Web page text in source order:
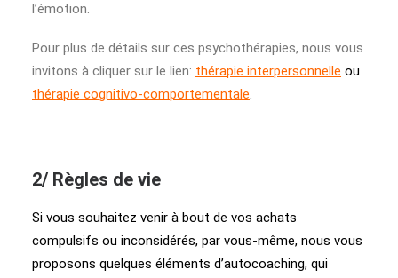
l’émotion.
Pour plus de détails sur ces psychothérapies, nous vous
invitons à cliquer sur le lien: thérapie interpersonnelle ou
thérapie cognitivo-comportementale.
2/ Règles de vie
Si vous souhaitez venir à bout de vos achats
compulsifs ou inconsidérés, par vous-même, nous vous
proposons quelques éléments d’autocoaching, qui